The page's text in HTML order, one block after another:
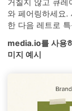
거칠지 않고 큐레
와 페어링하세요.
한 다음 레트로
media.io를 사용
미지 예시